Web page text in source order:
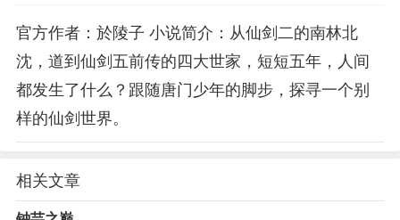
官方作者：於陵子 小说简介：从仙剑二的南林北
沈，道到仙剑五前传的四大世家，短短五年，人间
都发生了什么？跟随唐门少年的脚步，探寻一个别
样的仙剑世界。
相关文章